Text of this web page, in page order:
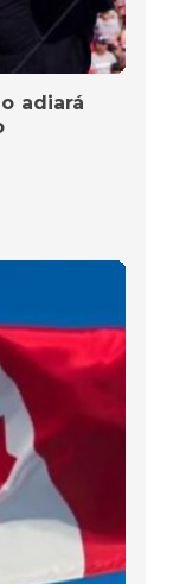
adiará